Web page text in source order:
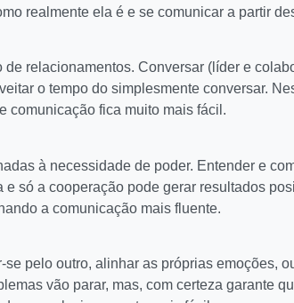
realmente ela é e se comunicar a partir
de relacionamentos. Conversar (líder e
o tempo do simplesmente conversar.
comunicação fica muito mais fácil.
à necessidade de poder. Entender e
e só a cooperação pode gerar resultados
a comunicação mais fluente.
se pelo outro, alinhar as próprias emoções,
vão parar, mas, com certeza garante